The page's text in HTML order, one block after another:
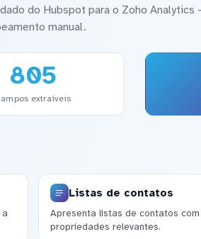
do Hubspot para o Zoho
manual.
805
extraíveis
a
Listas de contatos
Apresenta listas de contatos
propriedades relevantes.